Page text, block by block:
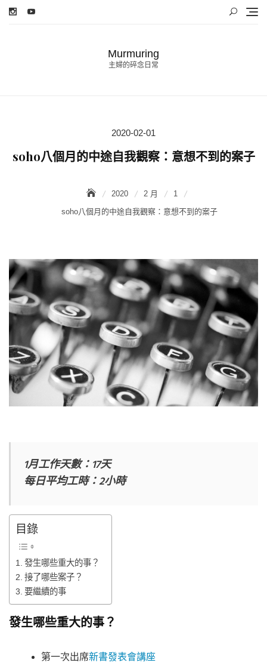
Skip
Murmuring
主婦的碎念日常
Posted
on
2020-02-01
soho八個月的中途自我觀察：意想不到的案子
2020 2 月
1
soho八個月的中途自我觀察：意想不到的案子
1月工作天數：17天
每日平均工時：2小時
目錄
發生哪些重大的事？
接了哪些案子？
要繼續的事
發生哪些重大的事？
第一次出席新書發表會講座